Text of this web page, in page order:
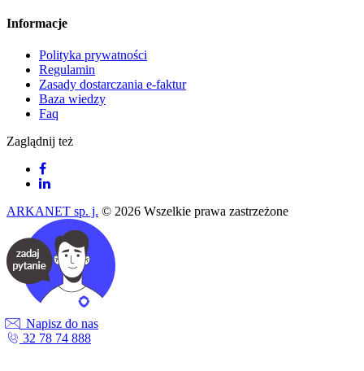
Informacje
Polityka prywatności
Regulamin
Zasady dostarczania e-faktur
Baza wiedzy
Faq
Zaglądnij też
ARKANET sp. j. © 2026 Wszelkie prawa zastrzeżone
Napisz do nas
32 78 74 888